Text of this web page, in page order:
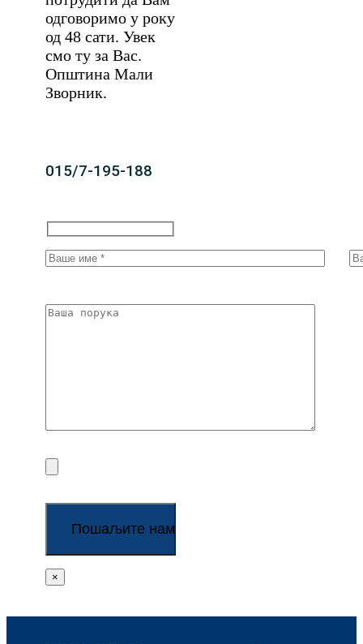
одговоримо у року
од 48 сати. Увек
смо ту за Вас.
Општина Мали
Зворник.
015/7-195-188
×